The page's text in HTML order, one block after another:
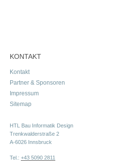
KONTAKT
Kontakt
Partner & Sponsoren
Impressum
Sitemap
HTL Bau Informatik Design
Trenkwalderstraße 2
A-6026 Innsbruck
Tel.: +43 5090 2811